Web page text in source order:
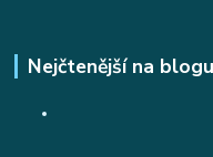
Nejčtenější na blogu